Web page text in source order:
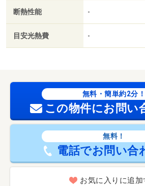
断熱性能 -
目安光熱費 -
無料・簡単約2分！
この物件にお問い
無料！
電話でお問い合
お気に入りに追加